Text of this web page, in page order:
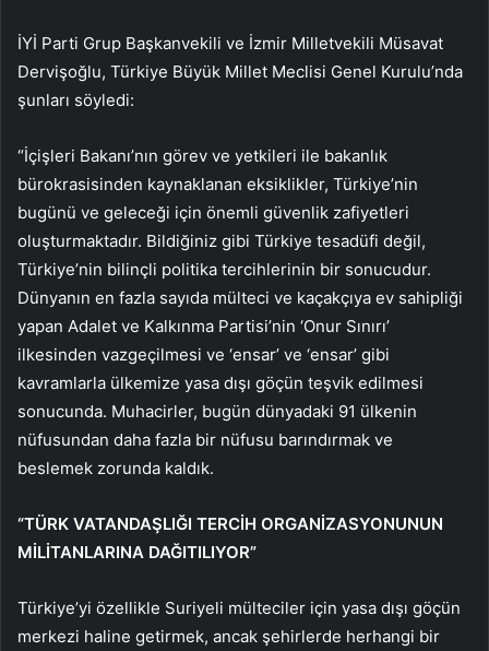
İYİ Parti Grup Başkanvekili ve İzmir Milletvekili Müsavat
Dervişoğlu, Türkiye Büyük Millet Meclisi Genel Kurulu’nda
şunları söyledi:
“İçişleri Bakanı’nın görev ve yetkileri ile bakanlık
bürokrasisinden kaynaklanan eksiklikler, Türkiye’nin
bugünü ve geleceği için önemli güvenlik zafiyetleri
oluşturmaktadır. Bildiğiniz gibi Türkiye tesadüfi değil,
Türkiye’nin bilinçli politika tercihlerinin bir sonucudur.
Dünyanın en fazla sayıda mülteci ve kaçakçıya ev sahipliği
yapan Adalet ve Kalkınma Partisi’nin ‘Onur Sınırı’
ilkesinden vazgeçilmesi ve ‘ensar’ ve ‘ensar’ gibi
kavramlarla ülkemize yasa dışı göçün teşvik edilmesi
sonucunda. Muhacirler, bugün dünyadaki 91 ülkenin
nüfusundan daha fazla bir nüfusu barındırmak ve
beslemek zorunda kaldık.
“TÜRK VATANDAŞLIĞI TERCİH ORGANİZASYONUNUN
MİLİTANLARINA DAĞITILIYOR”
Türkiye’yi özellikle Suriyeli mülteciler için yasa dışı göçün
merkezi haline getirmek, ancak şehirlerde herhangi bir